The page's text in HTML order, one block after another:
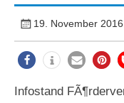
19. November 2016
Infostand